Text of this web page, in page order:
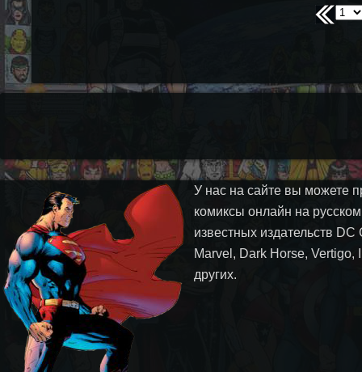
У нас на сайте вы можете
комиксы онлайн на
известных издательств DC
Marvel, Dark Horse, Vertigo,
других.